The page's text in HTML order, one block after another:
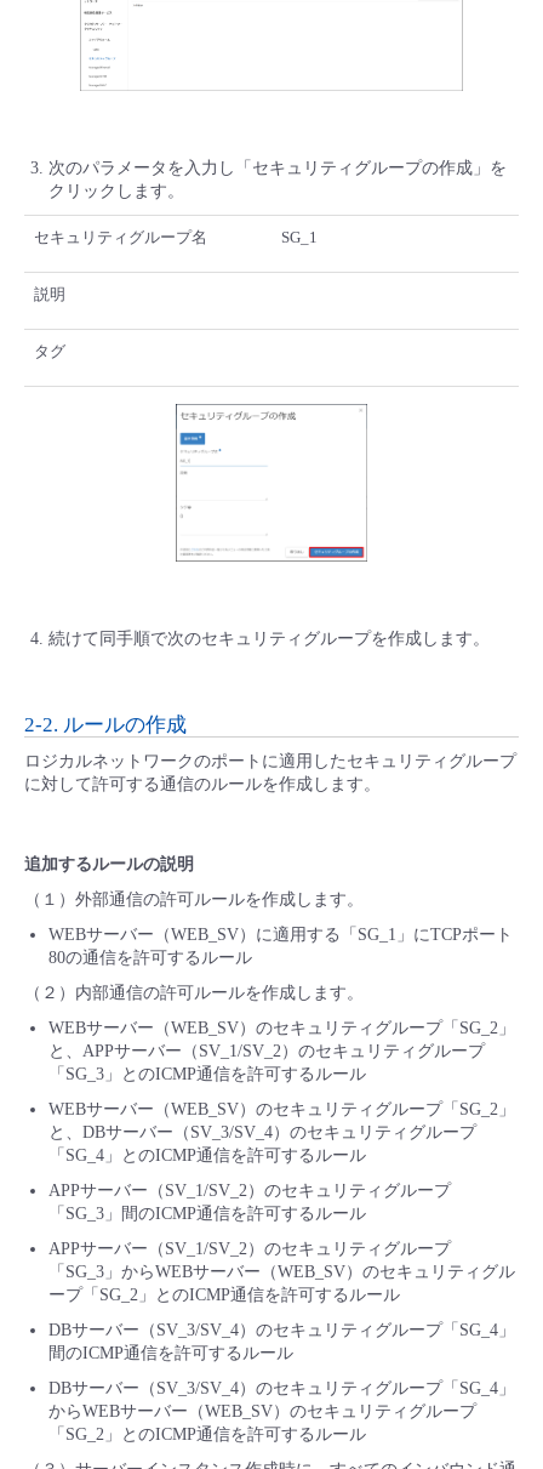
次のパラメータを入力し「セキュリティグループの作成」を
クリックします。
セキュリティグループ名 SG_1
説明
タグ
続けて同手順で次のセキュリティグループを作成します。
2-2. ルールの作成
ロジカルネットワークのポートに適用したセキュリティグループ
に対して許可する通信のルールを作成します。
追加するルールの説明
（１）外部通信の許可ルールを作成します。
WEBサーバー（WEB_SV）に適用する「SG_1」にTCPポート
80の通信を許可するルール
（２）内部通信の許可ルールを作成します。
WEBサーバー（WEB_SV）のセキュリティグループ「SG_2」
と、APPサーバー（SV_1/SV_2）のセキュリティグループ
「SG_3」とのICMP通信を許可するルール
WEBサーバー（WEB_SV）のセキュリティグループ「SG_2」
と、DBサーバー（SV_3/SV_4）のセキュリティグループ
「SG_4」とのICMP通信を許可するルール
APPサーバー（SV_1/SV_2）のセキュリティグループ
「SG_3」間のICMP通信を許可するルール
APPサーバー（SV_1/SV_2）のセキュリティグループ
「SG_3」からWEBサーバー（WEB_SV）のセキュリティグル
ープ「SG_2」とのICMP通信を許可するルール
DBサーバー（SV_3/SV_4）のセキュリティグループ「SG_4」
間のICMP通信を許可するルール
DBサーバー（SV_3/SV_4）のセキュリティグループ「SG_4」
からWEBサーバー（WEB_SV）のセキュリティグループ
「SG_2」とのICMP通信を許可するルール